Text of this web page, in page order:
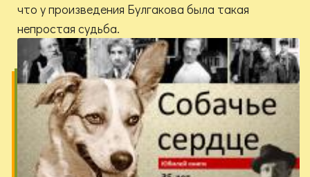
что у произведения Булгакова была такая
непростая судьба.